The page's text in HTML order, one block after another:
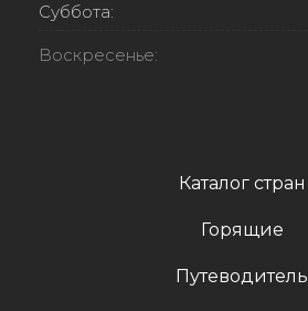
Каталог стран
Горящие
Путеводитель
Суббота:
Воскресенье: